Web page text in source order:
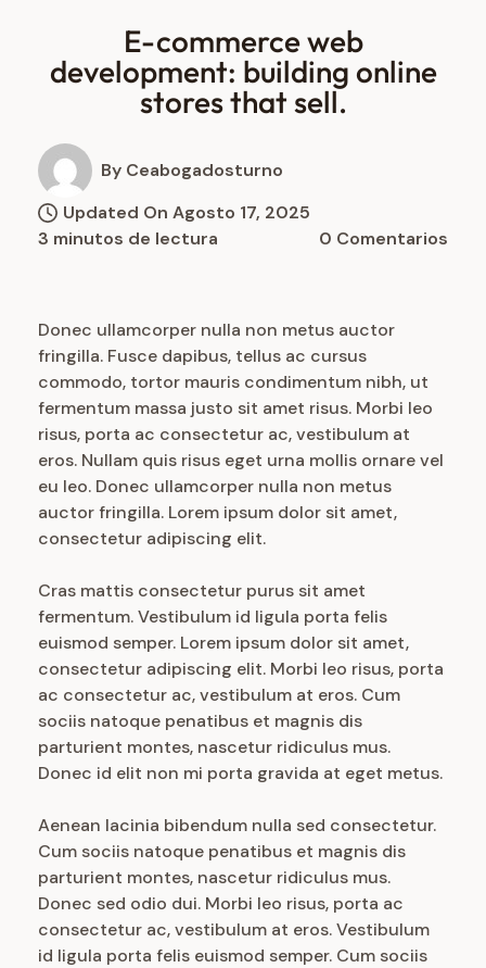
E-commerce web
development: building online
stores that sell.
By Ceabogadosturno
Updated On Agosto 17, 2025
3 minutos de lectura
0 Comentarios
Donec ullamcorper nulla non metus auctor
fringilla. Fusce dapibus, tellus ac cursus
commodo, tortor mauris condimentum nibh, ut
fermentum massa justo sit amet risus. Morbi leo
risus, porta ac consectetur ac, vestibulum at
eros. Nullam quis risus eget urna mollis ornare vel
eu leo. Donec ullamcorper nulla non metus
auctor fringilla. Lorem ipsum dolor sit amet,
consectetur adipiscing elit.
Cras mattis consectetur purus sit amet
fermentum. Vestibulum id ligula porta felis
euismod semper. Lorem ipsum dolor sit amet,
consectetur adipiscing elit. Morbi leo risus, porta
ac consectetur ac, vestibulum at eros. Cum
sociis natoque penatibus et magnis dis
parturient montes, nascetur ridiculus mus.
Donec id elit non mi porta gravida at eget metus.
Aenean lacinia bibendum nulla sed consectetur.
Cum sociis natoque penatibus et magnis dis
parturient montes, nascetur ridiculus mus.
Donec sed odio dui. Morbi leo risus, porta ac
consectetur ac, vestibulum at eros. Vestibulum
id ligula porta felis euismod semper. Cum sociis